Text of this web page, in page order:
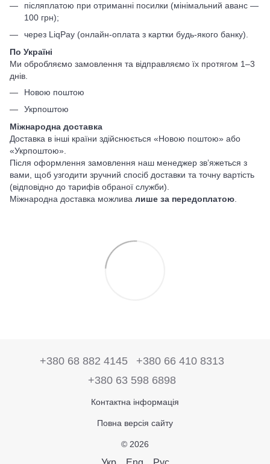
післяплатою при отриманні посилки (мінімальний аванс —
100 грн);
через LiqPay (онлайн-оплата з картки будь-якого банку).
По Україні
Ми обробляємо замовлення та відправляємо їх протягом 1–3
днів.
Новою поштою
Укрпоштою
Міжнародна доставка
Доставка в інші країни здійснюється «Новою поштою» або
«Укрпоштою».
Після оформлення замовлення наш менеджер зв’яжеться з
вами, щоб узгодити зручний спосіб доставки та точну вартість
(відповідно до тарифів обраної служби).
Міжнародна доставка можлива лише за передоплатою
+380 68 882 4145
+380 66 410 8313
+380 63 598 6898
Контактна інформація
Повна версія сайту
© 2026